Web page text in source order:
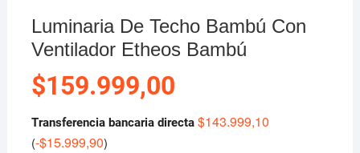
Luminaria De Techo Bambú Con
Ventilador Etheos Bambú
$159.999,00
Transferencia bancaria directa $143.999,10
(-$15.999,90)